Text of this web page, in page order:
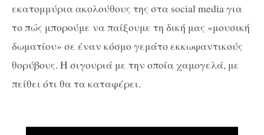
εκατομμύρια ακολούθους της στα social media για
το πώς μπορούμε να παίξουμε τη δική μας «μουσική
δωματίου» σε έναν κόσμο γεμάτο εκκωφαντικούς
θορύβους. Η σιγουριά με την οποία χαμογελά, με
πείθει ότι θα τα καταφέρει.